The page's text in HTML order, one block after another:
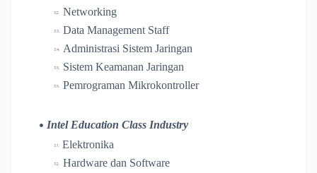
Networking
Data Management Staff
Administrasi Sistem Jaringan
Sistem Keamanan Jaringan
Pemrograman Mikrokontroller
Intel Education Class Industry
Elektronika
Hardware dan Software